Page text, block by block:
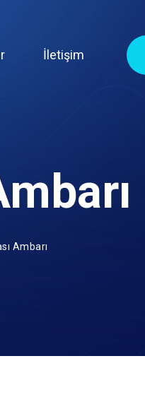
İletişim
Ambarı